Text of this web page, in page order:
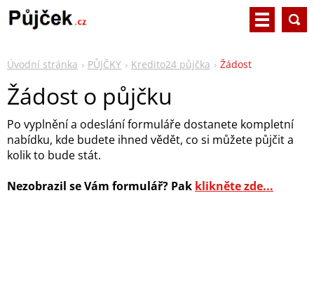
Úvodní stránka PŮJČKY Kredito24 půjčka Žádost
Žádost o půjčku
Po vyplnění a odeslání formuláře dostanete kompletní
nabídku, kde budete ihned vědět, co si můžete půjčit a
kolik to bude stát.
Nezobrazil se Vám formulář? Pak kliknětezde...